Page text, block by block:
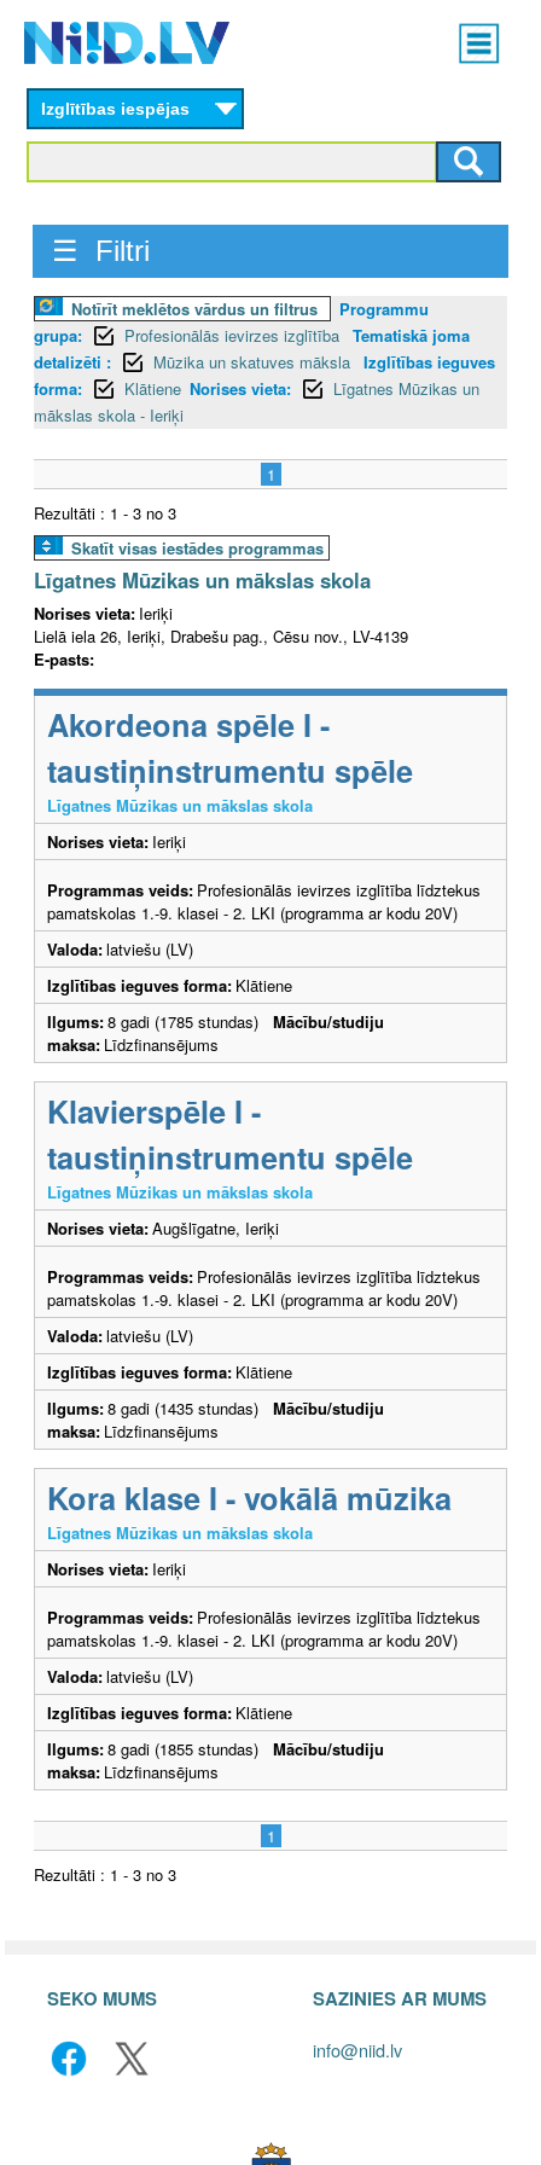
content
Main
menu
Izglītības iespējas
☰ Filtri
Notīrīt meklētos vārdus un filtrus
Programmu
grupa:
Profesionālās ievirzes izglītība Tematiskā joma
detalizēti :
Mūzika un skatuves māksla Izglītības ieguves
forma:
Klātiene Norises vieta:
Līgatnes Mūzikas un
mākslas skola - Ieriķi
1
Rezultāti : 1 - 3 no 3
Skatīt visas iestādes programmas
Līgatnes Mūzikas un mākslas skola
Norises vieta: Ieriķi
Lielā iela 26, Ieriķi, Drabešu pag., Cēsu nov., LV-4139
E-pasts:
Akordeona spēle I -
taustiņinstrumentu spēle
Līgatnes Mūzikas un mākslas skola
Norises vieta: Ieriķi
Programmas veids: Profesionālās ievirzes izglītība līdztekus
pamatskolas 1.-9. klasei - 2. LKI (programma ar kodu 20V)
Valoda:latviešu (LV)
Izglītības ieguves forma: Klātiene
Ilgums:8 gadi (1785 stundas) Mācību/studiju
maksa: Līdzfinansējums
Klavierspēle I -
taustiņinstrumentu spēle
Līgatnes Mūzikas un mākslas skola
Norises vieta:Augšlīgatne, Ieriķi
Programmas veids: Profesionālās ievirzes izglītība līdztekus
pamatskolas 1.-9. klasei - 2. LKI (programma ar kodu 20V)
Valoda:latviešu (LV)
Izglītības ieguves forma: Klātiene
Ilgums:8 gadi (1435 stundas) Mācību/studiju
maksa: Līdzfinansējums
Kora klase I - vokālā mūzika
Līgatnes Mūzikas un mākslas skola
Norises vieta: Ieriķi
Programmas veids: Profesionālās ievirzes izglītība līdztekus
pamatskolas 1.-9. klasei - 2. LKI (programma ar kodu 20V)
Valoda:latviešu (LV)
Izglītības ieguves forma: Klātiene
Ilgums:8 gadi (1855 stundas) Mācību/studiju
maksa: Līdzfinansējums
1
Rezultāti : 1 - 3 no 3
SEKO MUMS SAZINIES AR MUMS
info@niid.lv